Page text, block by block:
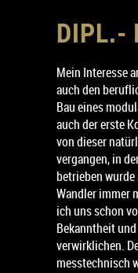
DIPL.-
Mein Interesse
auch den
Bau eines
auch der erste
von dieser
vergangen, in
betrieben
Wandler immer
ich uns schon
Bekanntheit
verwirklichen.
messtechnisch